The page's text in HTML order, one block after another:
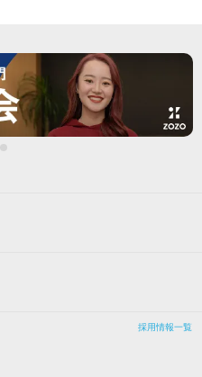
採用情報一覧